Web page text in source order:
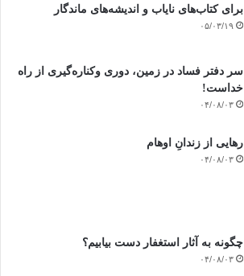
برای کتاب‌های نایاب و اندیشه‌های ماندگار
۰۵/۰۳/۱۹
سر دفتر فساد در زمین‌، دوری وکناره‌گیری از راه
خداست‌!
۰۴/۰۸/۰۳
رهایی از زندانِ اوهام
۰۴/۰۸/۰۳
چگونه به آثار استغفار دست بیابیم؟
۰۴/۰۸/۰۳